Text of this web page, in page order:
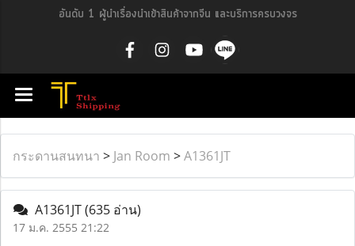
อันดับ 1 ผู้นำเรื่องนำเข้าสินค้าจากจีน และบริการครบวงจร
กระดานสนทนา > Jan Room >A1361JT
A1361JT(635 อ่าน)
17 ม.ค. 2555 21:22